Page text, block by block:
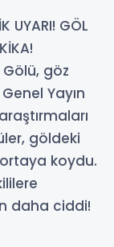
UYARI! GÖL
göz
Yayın
göldeki
koydu.
daha ciddi!